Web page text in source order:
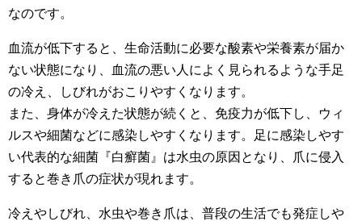
なのです。
血流が低下すると、生命活動に必要な酸素や栄養素が届か
ない状態になり、血流の悪い人によく見られるような手足
の冷え、しびれがおこりやすくなります。
また、身体が冷えた状態が続くと、免疫力が低下し、ウィ
ルスや細菌などに感染しやすくなります。足に感染しやす
い代表的な細菌『白癬菌』は水虫の原因となり、爪に侵入
すると巻き爪の症状が現れます。
冷えやしびれ、水虫や巻き爪は、普段の生活でも発症しや